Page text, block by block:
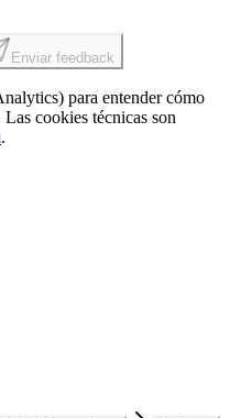
Enviar feedback
para entender cómo
cookies técnicas son
.